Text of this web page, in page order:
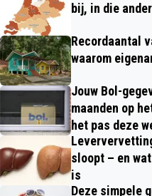
bij, in die
Recordaantal
waarom
Jouw Bol-
maanden op
het pas deze
sloopt – en
is
Deze simpele